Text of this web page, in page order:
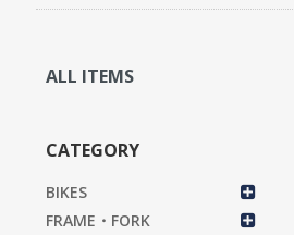
ALL ITEMS
CATEGORY
BIKES
FRAME・FORK